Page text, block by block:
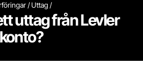
Uttag
uttag från Levler